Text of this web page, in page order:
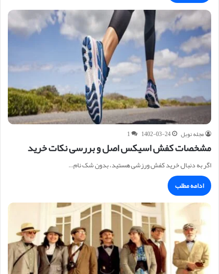
مجله نوبل 1402-03-24
1
مشخصات کفش اسیکس اصل و بررسی نکات خرید
اگر به دنبال خرید کفش ورزشی هستید، بدون شک نام…
ادامه مطلب